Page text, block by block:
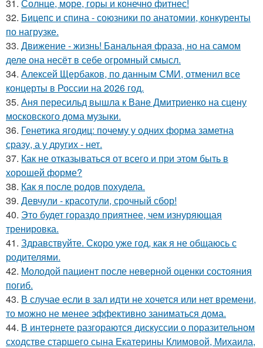
31. Солнце, море, горы и конечно фитнес!
32. Бицепс и спина - союзники по анатомии, конкуренты
по нагрузке.
33. Движение - жизнь! Банальная фраза, но на самом
деле она несёт в себе огромный смысл.
34. Алексей Щербаков, по данным СМИ, отменил все
концерты в России на 2026 год.
35. Аня пересильд вышла к Ване Дмитриенко на сцену
московского дома музыки.
36. Генетика ягодиц: почему у одних форма заметна
сразу, а у других - нет.
37. Как не отказываться от всего и при этом быть в
хорошей форме?
38. Как я после родов похудела.
39. Девчули - красотули, срочный сбор!
40. Это будет гораздо приятнее, чем изнуряющая
тренировка.
41. Здравствуйте. Скоро уже год, как я не общаюсь с
родителями.
42. Молодой пациент после неверной оценки состояния
погиб.
43. В случае если в зал идти не хочется или нет времени,
то можно не менее эффективно заниматься дома.
44. В интернете разгораются дискуссии о поразительном
сходстве старшего сына Екатерины Климовой, Михаила,